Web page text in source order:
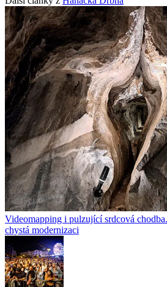
Videomapping i pulzující srdcová
chystá modernizaci